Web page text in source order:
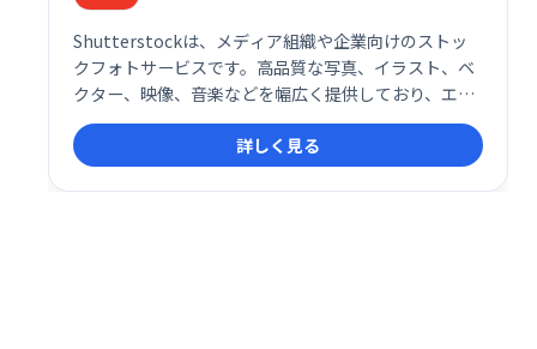
Shutterstockは、メディア組織や企業向けのストッ
クフォトサービスです。高品質な写真、イラスト、ベ
クター、映像、音楽などを幅広く提供しており、エデ
ィトリアルから抽象画、自然、金融など多様なカテゴ
リを網羅しています。マーケティングやクリエイティ
ブ制作に最適な素材を、簡単に探し、利用できます。
詳しく見る